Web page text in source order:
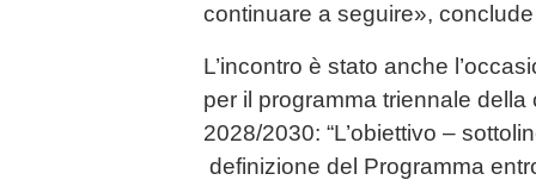
continuare a seguire»,
L’incontro è stato anche
per il programma triennale della
2028/2030: “L’obiettivo –
definizione del Programma